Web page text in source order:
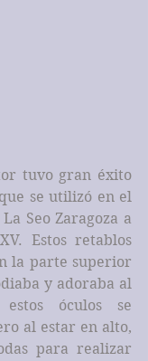
tuvo gran éxito
se utilizó en el
Seo Zaragoza a
Estos retablos
la parte superior
y adoraba al
estos óculos se
al estar en alto,
para realizar